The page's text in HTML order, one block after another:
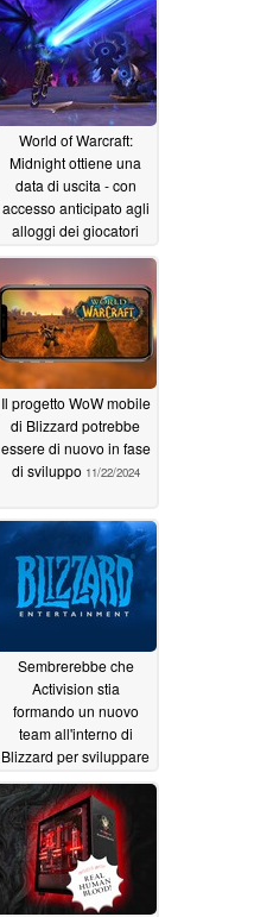
World of Warcraft:
Midnight ottiene una
data di uscita - con
accesso anticipato agli
alloggi dei giocatori
12/03/2025
Il progetto WoW mobile
di Blizzard potrebbe
essere di nuovo in fase
di sviluppo 11/22/2024
Sembrerebbe che
Activision stia
formando un nuovo
team all'interno di
Blizzard per sviluppare
giochi AA più piccoli
08/04/2024